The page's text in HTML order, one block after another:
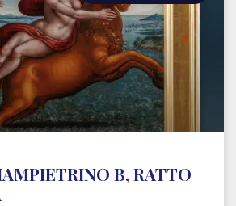
B, RATTO